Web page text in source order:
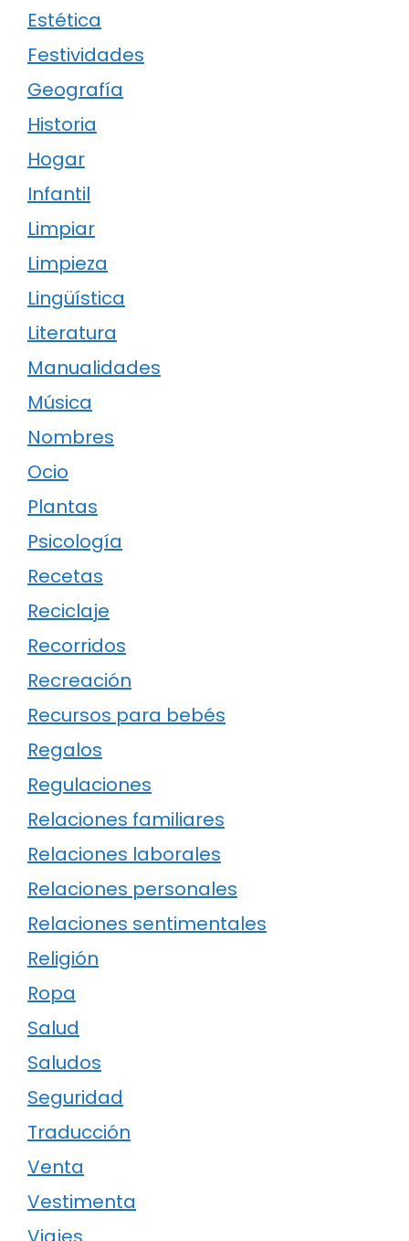
Estética
Festividades
Geografía
Historia
Hogar
Infantil
Limpiar
Limpieza
Lingüística
Literatura
Manualidades
Música
Nombres
Ocio
Plantas
Psicología
Recetas
Reciclaje
Recorridos
Recreación
Recursos para bebés
Regalos
Regulaciones
Relaciones familiares
Relaciones laborales
Relaciones personales
Relaciones sentimentales
Religión
Ropa
Salud
Saludos
Seguridad
Traducción
Venta
Vestimenta